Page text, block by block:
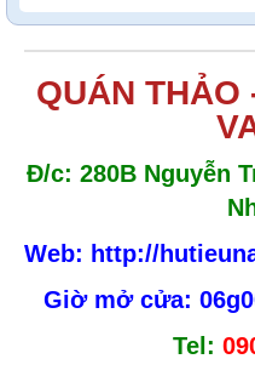
QUÁN THẢO
Đ/c: 280B Nguyễn
Web: http://
Giờ mở cửa:
Tel: